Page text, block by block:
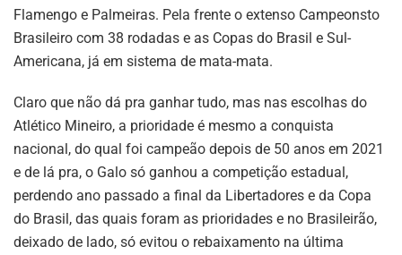
Flamengo e Palmeiras. Pela frente o extenso Campeonsto
Brasileiro com 38 rodadas e as Copas do Brasil e Sul-
Americana, já em sistema de mata-mata.
Claro que não dá pra ganhar tudo, mas nas escolhas do
Atlético Mineiro, a prioridade é mesmo a conquista
nacional, do qual foi campeão depois de 50 anos em 2021
e de lá pra, o Galo só ganhou a competição estadual,
perdendo ano passado a final da Libertadores e da Copa
do Brasil, das quais foram as prioridades e no Brasileirão,
deixado de lado, só evitou o rebaixamento na última